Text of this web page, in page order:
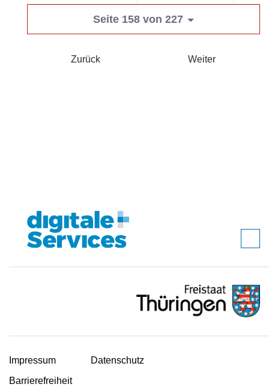
Seite 158 von 227
Zurück Weiter
Impressum
Datenschutz
Barrierefreiheit